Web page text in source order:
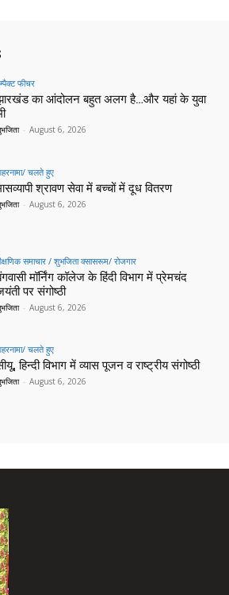
फीचर
का आंदोलन बहुत अलग है…और यहां के युवा
- August 6, 2026
चलते हुए
श्रावण सेवा में बच्चों में दूध वितरण
- August 6, 2026
समाचार / शुभजिता क्सासरूम/ रोजगार
मॉर्निंग कॉलेज के हिंदी विभाग में प्रेमचंद
पर संगोष्ठी
- August 6, 2026
चलते हुए
हिन्दी विभाग में व्यास पूजन व राष्ट्रीय संगोष्ठी
- August 6, 2026